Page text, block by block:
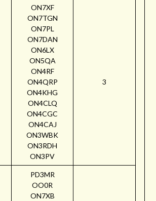
ON7XF
ON7TGN
ON7PL
ON7DAN
ON6LX
ON5QA
ON4RF
ON4QRP
ON4KHG
ON4CLQ
ON4CGC
ON4CAJ
ON3WBK
ON3RDH
ON3PV
3
PD3MR
OO0R
ON7XB